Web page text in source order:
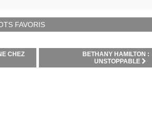
FAVORIS
BETHANY HAMILTON :
UNSTOPPABLE
CHEZ